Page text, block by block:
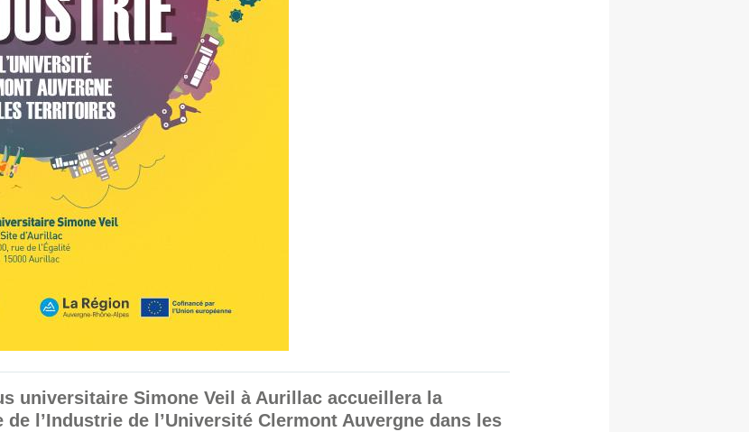
universitaire Simone Veil à Aurillac accueillera la
l’Industrie de l’Université Clermont Auvergne dans les